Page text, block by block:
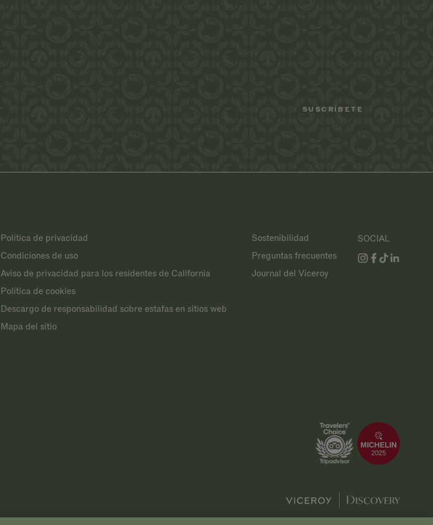
Política de privacidad
Condiciones de uso
Aviso de privacidad para los residentes de California
Política de cookies
Descargo de responsabilidad sobre estafas en sitios web
Mapa del sitio
Sostenibilidad
Preguntas frecuentes
Journal del Viceroy
SOCIAL